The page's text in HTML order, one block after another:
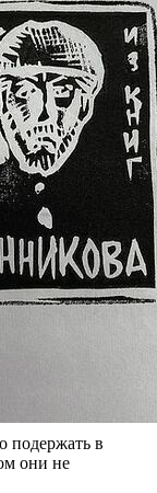
подержать в
они не